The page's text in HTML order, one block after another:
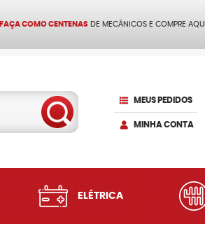
FAÇA COMO CENTENAS DE MECÂNICOS E COMPRE AQUI
MEUS PEDIDOS
MINHA CONTA
ELÉTRICA